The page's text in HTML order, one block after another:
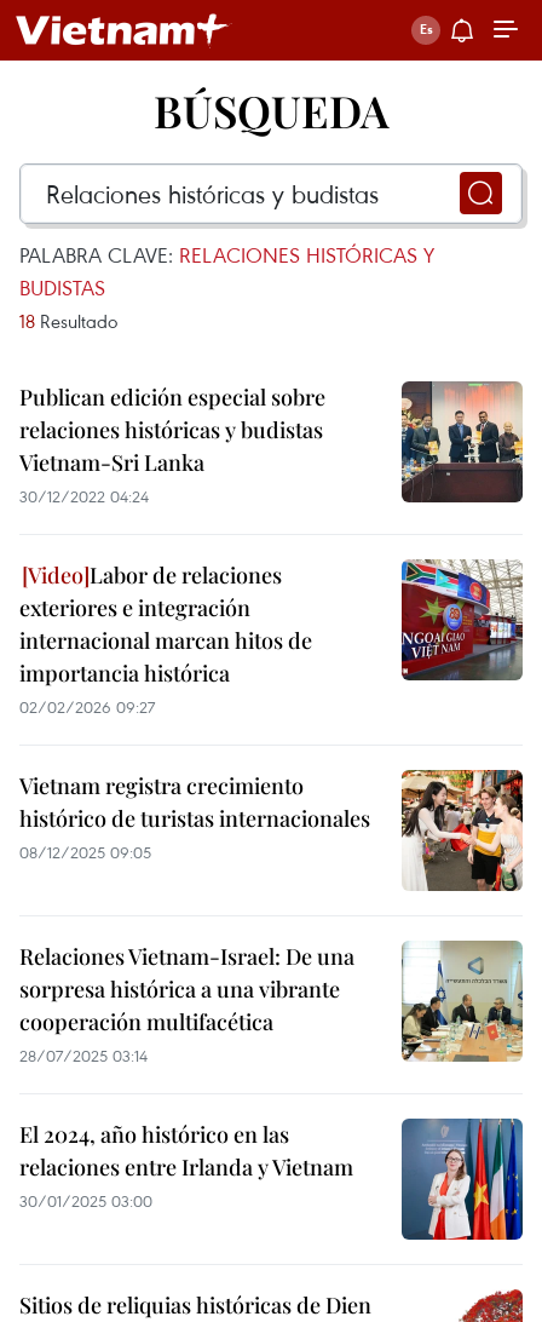
BÚSQUEDA
PALABRA CLAVE: RELACIONES HISTÓRICAS Y
BUDISTAS
18 Resultado
Publican edición especial sobre
relaciones históricas y budistas
Vietnam-Sri Lanka
30/12/2022 04:24
Labor de relaciones
exteriores e integración
internacional marcan hitos de
importancia histórica
02/02/2026 09:27
Vietnam registra crecimiento
histórico de turistas internacionales
08/12/2025 09:05
Relaciones Vietnam-Israel: De una
sorpresa histórica a una vibrante
cooperación multifacética
28/07/2025 03:14
El 2024, año histórico en las
relaciones entre Irlanda y Vietnam
30/01/2025 03:00
Sitios de reliquias históricas de Dien